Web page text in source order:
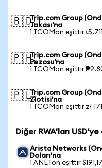
🇧🇩Trip.com Group
Takası'na
1 TCOMon eşittir
🇵🇭Trip.com Group
Pezosu'na
1 TCOMon eşittir
🇵🇱Trip.com Group
Zlotisi'na
1 TCOMon eşittir zł
Diğer RWA'ları
Arista Networks
Doları'na
1 ANETon eşittir $191,17